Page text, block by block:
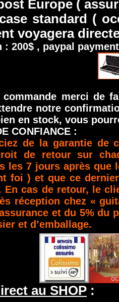
Europe (
standard (
voyagera
: 200$ , paypal
commande merci de
notre
en stock, vous
CONFIANCE :
de la garantie de
de retour sur
les 7 jours après
foi ) et que ce
En cas de retour, le
réception chez «
et du 5% du
et d’emballage.
au SHOP :